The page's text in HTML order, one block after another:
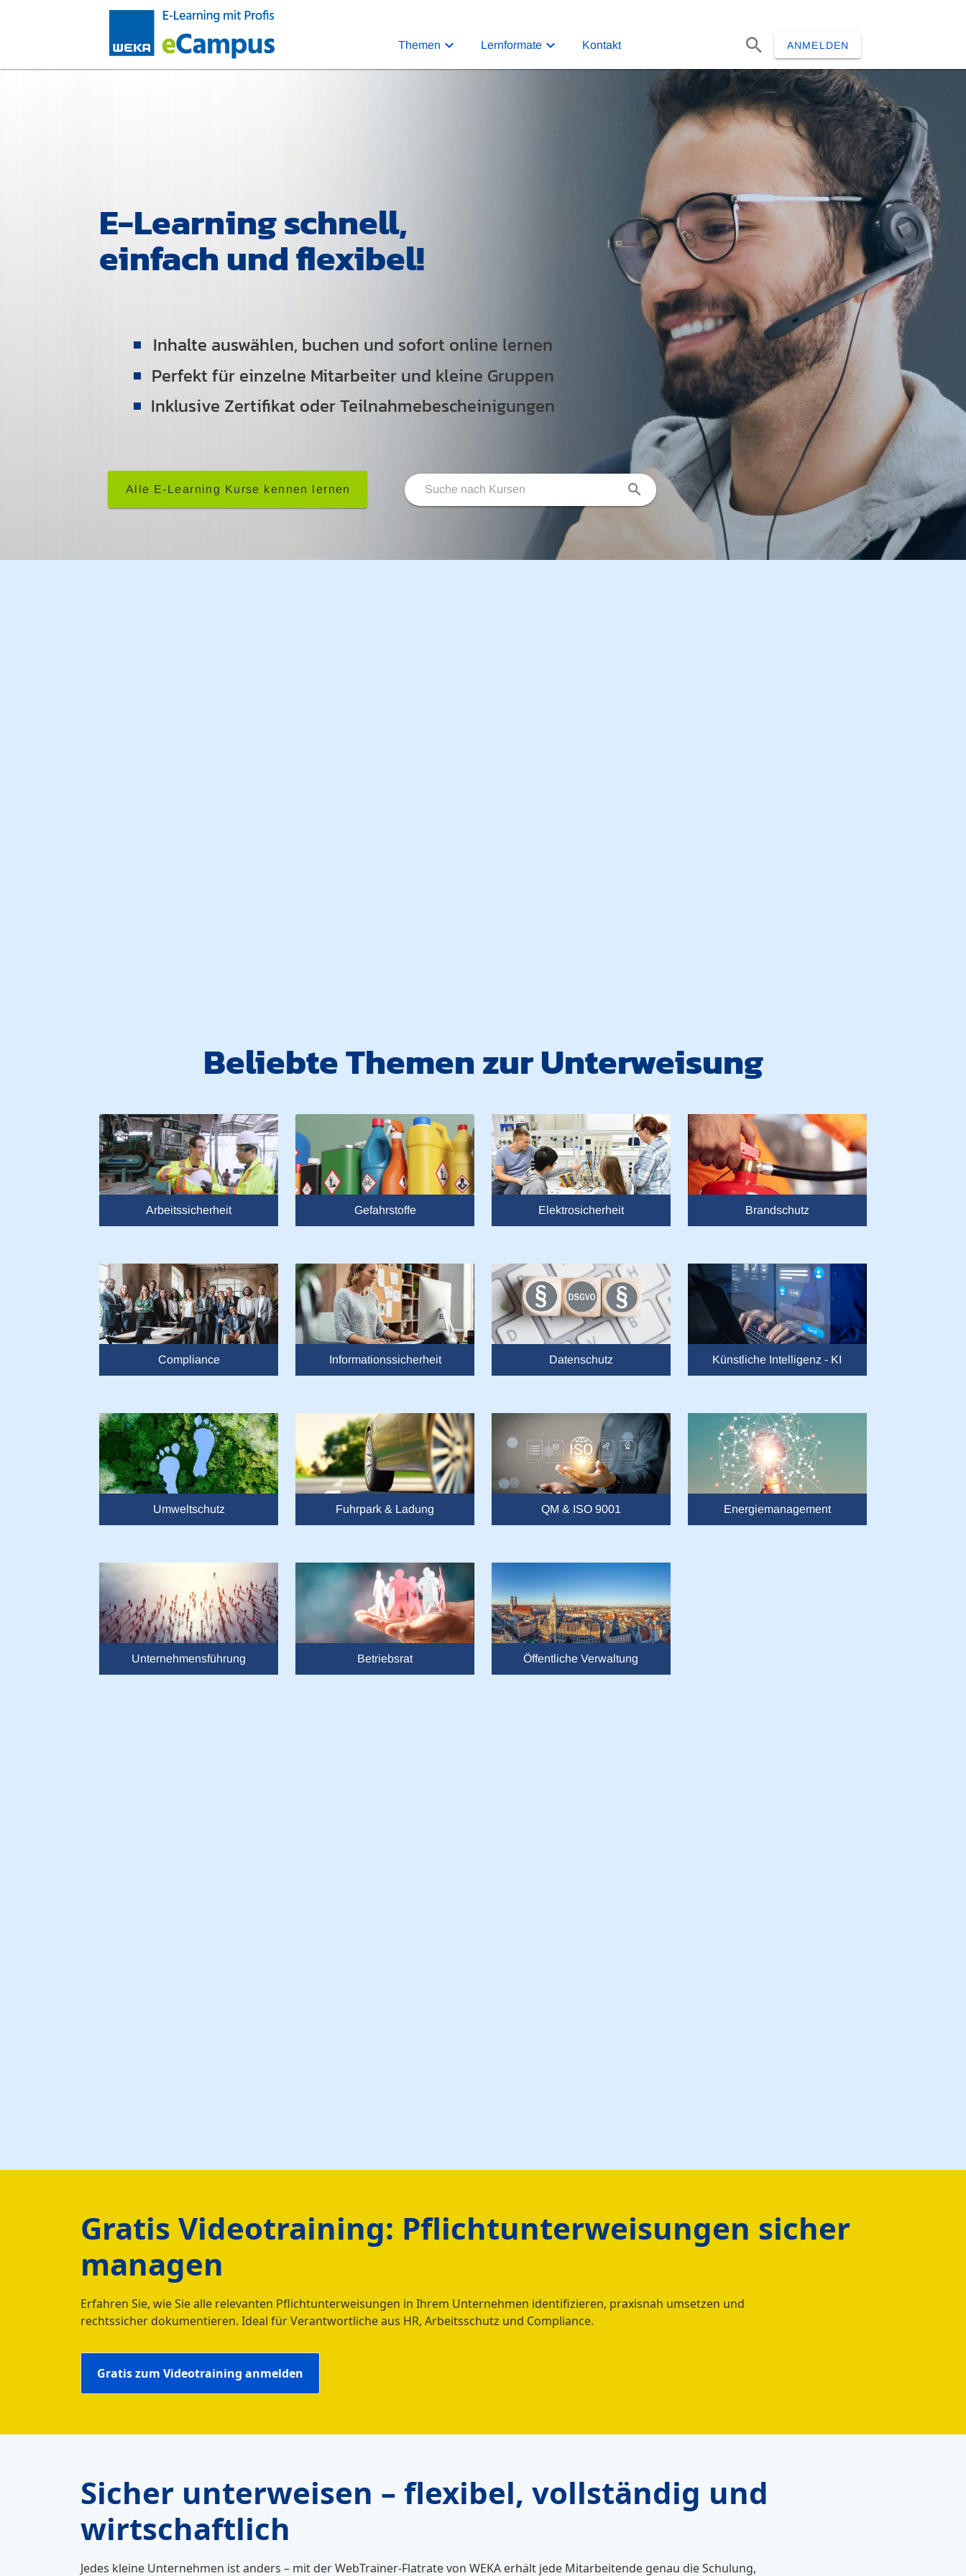
Zustimmung Details Anzeigeneinstellungen Über Cookies
Verantwortungsvoller Umgang mit Ihren Daten
Wir undunsere 1022 Partner
verarbeiten Ihre persönlichen Daten, wie z. B. Ihre IP-Adresse, mithilfe von Technologien
wie Cookies, um Informationen auf Ihrem Gerät zu speichern und darauf zuzugreifen und so personalisierte Werbung und
Inhalte, Messungen von Werbung und Inhalten, Zielgruppenforschung sowie Entwicklung von Angeboten zu ermöglichen.
Sie entscheiden darüber, wer Ihre Daten für welche Zwecke nutzt. Sie können Ihre Einwilligung jederzeit über die Cookie-
Erklärung oder durch Klicken auf das Privacy Trigger Symbol ändern oder widerrufen
Themen Lernformate Kontakt ANMELDEN
E-Learning schnell,
einfach und flexibel!
Inhalte auswählen, buchen und sofort online lernen
Perfekt für einzelne Mitarbeiter und kleine Gruppen
Inklusive Zertifikat oder Teilnahmebescheinigungen
Alle E-Learning Kurse kennen lernen
Beliebte Themen zur Unterweisung
Arbeitssicherheit Gefahrstoffe Elektrosicherheit Brandschutz
Compliance Informationssicherheit Datenschutz Künstliche Intelligenz - KI
Umweltschutz Fuhrpark & Ladung QM & ISO 9001 Energiemanagement
Unternehmensführung Betriebsrat Öffentliche Verwaltung
Gratis Videotraining: Pflichtunterweisungen sicher
managen
Erfahren Sie, wie Sie alle relevanten Pflichtunterweisungen in Ihrem Unternehmen identifizieren, praxisnah umsetzen und
rechtssicher dokumentieren. Ideal für Verantwortliche aus HR, Arbeitsschutz und Compliance.
Gratis zum Videotraining anmelden
Sicher unterweisen – flexibel, vollständig und
wirtschaftlich
Jedes kleine Unternehmen ist anders – mit der WebTrainer-Flatrate von WEKA erhält jede Mitarbeitende genau die Schulung,